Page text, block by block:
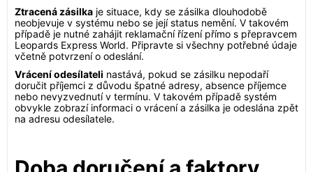
Ztracená zásilka je situace, kdy se zásilka dlouhodobě
neobjevuje v systému nebo se její status nemění. V takovém
případě je nutné zahájit reklamační řízení přímo s přepravcem
Leopards Express World. Připravte si všechny potřebné údaje
včetně potvrzení o odeslání.
Vrácení odesílateli nastává, pokud se zásilku nepodaří
doručit příjemci z důvodu špatné adresy, absence příjemce
nebo nevyzvednutí v termínu. V takovém případě systém
obvykle zobrazí informaci o vrácení a zásilka je odeslána zpět
na adresu odesílatele.